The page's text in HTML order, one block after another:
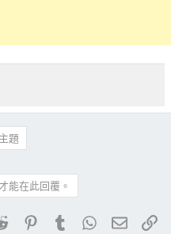
題
能在此回覆。
Reddit PinterestTumblrWhatsApp
電子